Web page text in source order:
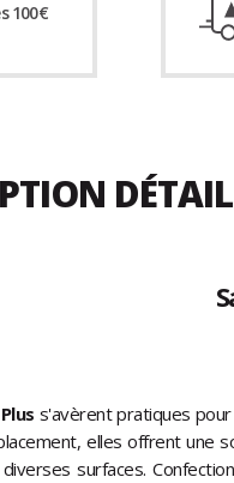
100€
s'avèrent pratiques
elles offrent une
surfaces.